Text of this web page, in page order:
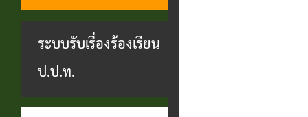
ระบบรับเรื่องร้องเรียน
ป.ป.ท.